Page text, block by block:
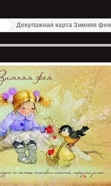
Декупажная карта Зимняя фея